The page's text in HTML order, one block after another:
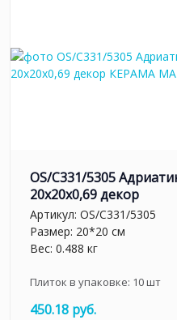
OS/C331/5305
20x20x0,69 декор
Артикул: OS/C331/5305
Размер: 20*20 см
Вес: 0.488 кг
Плиток в упаковке: 10шт
450.18 руб.